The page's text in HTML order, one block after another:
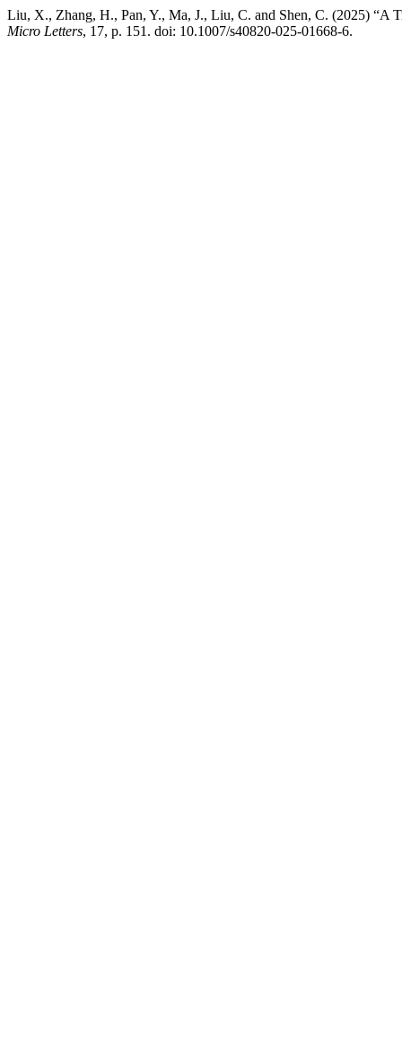
Liu, X., Zhang, H., Pan, Y., Ma, J., Liu, C. and Shen, C. (2025) “A
Micro Letters, 17, p. 151. doi: 10.1007/s40820-025-01668-6.